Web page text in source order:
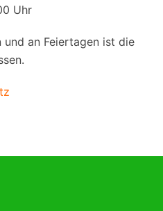
Uhr
und an Feiertagen ist die